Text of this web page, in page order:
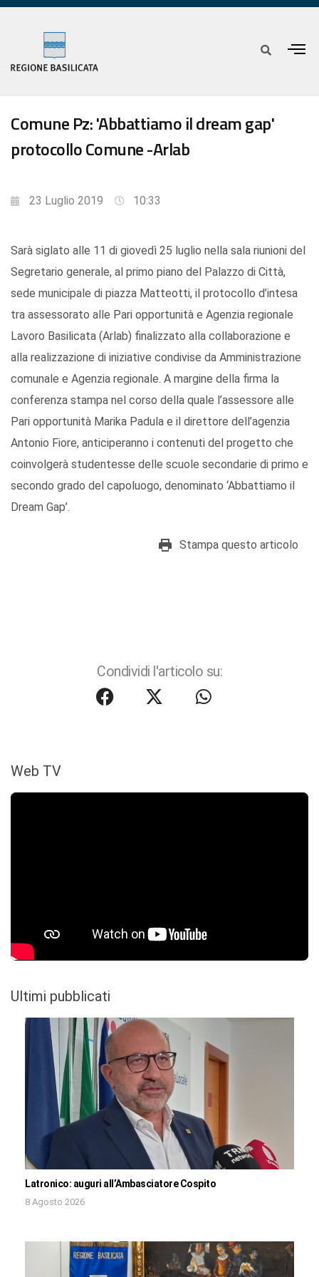
Comune Pz: 'Abbattiamo il dream gap'
protocollo Comune -Arlab
23 Luglio 2019 10:33
Sarà siglato alle 11 di giovedì 25 luglio nella sala riunioni del
Segretario generale, al primo piano del Palazzo di Città,
sede municipale di piazza Matteotti, il protocollo d’intesa
tra assessorato alle Pari opportunità e Agenzia regionale
Lavoro Basilicata (Arlab) finalizzato alla collaborazione e
alla realizzazione di iniziative condivise da Amministrazione
comunale e Agenzia regionale. A margine della firma la
conferenza stampa nel corso della quale l’assessore alle
Pari opportunità Marika Padula e il direttore dell’agenzia
Antonio Fiore, anticiperanno i contenuti del progetto che
coinvolgerà studentesse delle scuole secondarie di primo e
secondo grado del capoluogo, denominato ‘Abbattiamo il
Dream Gap’.
Stampa questo articolo
Condividi l'articolo su:
Web TV
Ultimi pubblicati
Latronico: auguri all’Ambasciatore Cospito
8 Agosto 2026